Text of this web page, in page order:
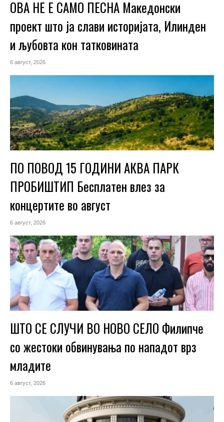
ОВА НЕ Е САМО ПЕСНА Македонски
проект што ја слави историјата, Илинден
и љубовта кон татковината
6 август, 2026
ПО ПОВОД 15 ГОДИНИ АКВА ПАРК
ПРОБИШТИП Бесплатен влез за
концертите во август
6 август, 2026
ШТО СЕ СЛУЧИ ВО НОВО СЕЛО Филипче
со жестоки обвинувања по нападот врз
младите
6 август, 2026